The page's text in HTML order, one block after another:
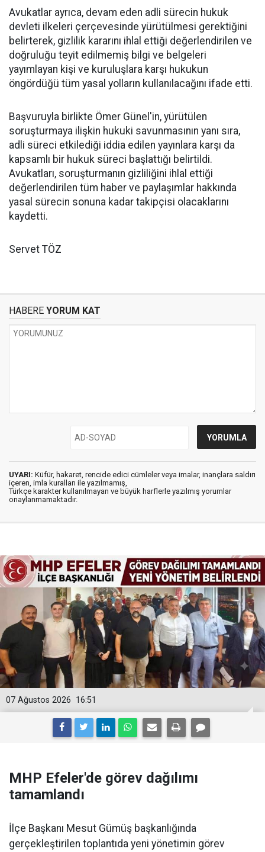
Avukatlar ayrıca, devam eden adli sürecin hukuk
devleti ilkeleri çerçevesinde yürütülmesi gerektiğini
belirterek, gizlilik kararını ihlal ettiği değerlendirilen ve
doğruluğu teyit edilmemiş bilgi ve belgeleri
yayımlayan kişi ve kuruluşlara karşı hukukun
öngördüğü tüm yasal yolların kullanılacağını ifade etti.
Başvuruyla birlikte Ömer Günel'in, yürütülen
soruşturmaya ilişkin hukuki savunmasının yanı sıra,
adli süreci etkilediği iddia edilen yayınlara karşı da
kapsamlı bir hukuk süreci başlattığı belirtildi.
Avukatları, soruşturmanın gizliliğini ihlal ettiği
değerlendirilen tüm haber ve paylaşımlar hakkında
yasal sürecin sonuna kadar takipçisi olacaklarını
kaydetti.
Servet TÖZ
HABERE YORUM KAT
UYARI: Küfür, hakaret, rencide edici cümleler veya imalar, inançlara saldırı
içeren, imla kuralları ile yazılmamış,
Türkçe karakter kullanılmayan ve büyük harflerle yazılmış yorumlar
onaylanmamaktadır.
16:51
07 Ağustos 2026
MHP Efeler'de görev dağılımı
tamamlandı
İlçe Başkanı Mesut Gümüş başkanlığında
gerçekleştirilen toplantıda yeni yönetimin görev